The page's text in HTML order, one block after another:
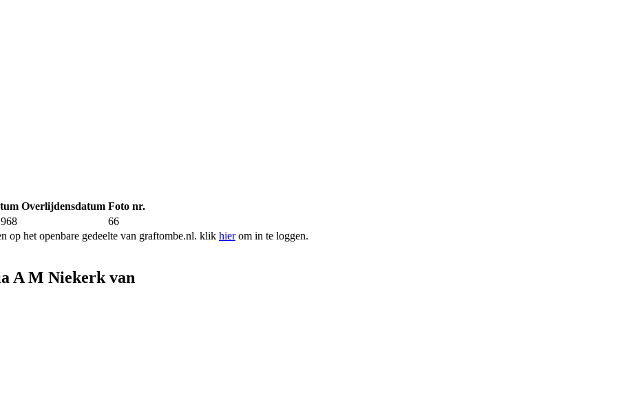
Overlijdensdatum Foto nr.
66
op het openbare gedeelte van graftombe.nl. klik hierom in te loggen.
A M Niekerk van